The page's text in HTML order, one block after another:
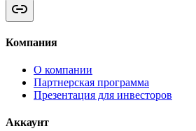
Компания
О компании
Партнерская программа
Презентация для инвесторов
Аккаунт